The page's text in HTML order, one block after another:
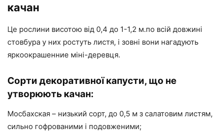
качан
Це рослини висотою від 0,4 до 1-1,2 м.по всій довжині
стовбура у них ростуть листя, і зовні вони нагадують
яркоокрашенние міні-деревця.
Сорти декоративної капусти, що не
утворюють качан:
Мосбахская – низький сорт, до 0,5 м з салатовим листям,
сильно гофрованими і подовженими;